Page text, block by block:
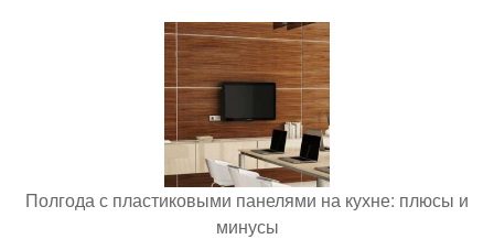
Полгода с пластиковыми панелями на кухне: плюсы и
минусы